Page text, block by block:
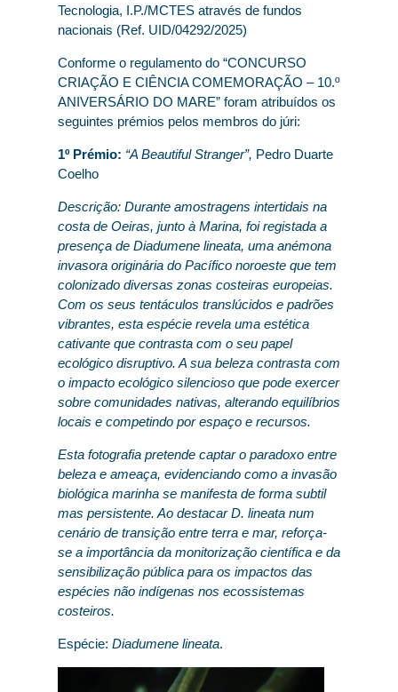
Tecnologia, I.P./MCTES através de fundos
nacionais (Ref. UID/04292/2025)
Conforme o regulamento do “CONCURSO
CRIAÇÃO E CIÊNCIA COMEMORAÇÃO – 10.º
ANIVERSÁRIO DO MARE” foram atribuídos os
seguintes prémios pelos membros do júri:
1º Prémio: “A Beautiful Stranger”, Pedro Duarte
Coelho
Descrição: Durante amostragens intertidais na
costa de Oeiras, junto à Marina, foi registada a
presença de Diadumene lineata, uma anémona
invasora originária do Pacífico noroeste que tem
colonizado diversas zonas costeiras europeias.
Com os seus tentáculos translúcidos e padrões
vibrantes, esta espécie revela uma estética
cativante que contrasta com o seu papel
ecológico disruptivo. A sua beleza contrasta com
o impacto ecológico silencioso que pode exercer
sobre comunidades nativas, alterando equilíbrios
locais e competindo por espaço e recursos.
Esta fotografia pretende captar o paradoxo entre
beleza e ameaça, evidenciando como a invasão
biológica marinha se manifesta de forma subtil
mas persistente. Ao destacar D. lineata num
cenário de transição entre terra e mar, reforça-
se a importância da monitorização científica e da
sensibilização pública para os impactos das
espécies não indígenas nos ecossistemas
costeiros.
Espécie: Diadumene lineata.